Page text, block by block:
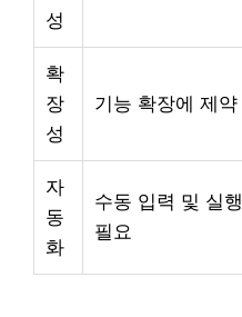
성
확
장
성
기능 확장에 제약
자
동
화
수동 입력 및 실행
필요